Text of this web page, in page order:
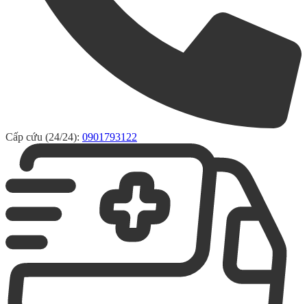
Cấp cứu (24/24): 0901793122